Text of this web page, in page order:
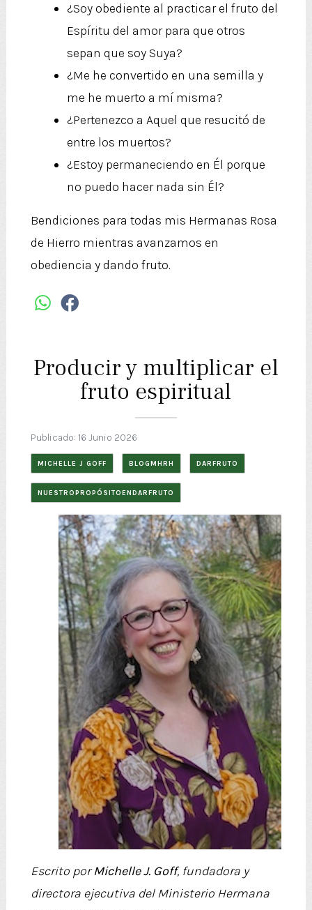
¿Soy obediente al practicar el fruto del
Espíritu del amor para que otros
sepan que soy Suya?
¿Me he convertido en una semilla y
me he muerto a mí misma?
¿Pertenezco a Aquel que resucitó de
entre los muertos?
¿Estoy permaneciendo en Él porque
no puedo hacer nada sin Él?
Bendiciones para todas mis Hermanas Rosa
de Hierro mientras avanzamos en
obediencia y dando fruto.
Producir y multiplicar el
fruto espiritual
Publicado: 16 Junio 2026
MICHELLE J GOFF BLOGMHRH DARFRUTO
NUESTROPROPÓSITOENDARFRUTO
Escrito porMichelle J. Goff, fundadora y
directora ejecutiva del Ministerio Hermana